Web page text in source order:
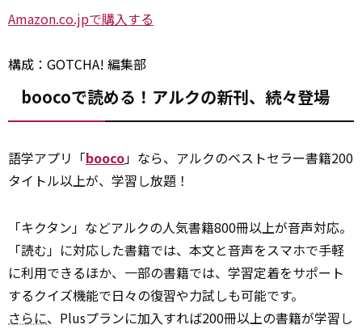
Amazon.co.jpで購入する
構成：GOTCHA! 編集部
boocoで読める！アルクの新刊、続々登場
語学アプリ「booco」なら、アルクのベストセラー書籍200
タイトル以上が、学習し放題！
「キクタン」などアルクの人気書籍800冊以上が音声対応。
「読む」に対応した書籍では、本文と音声をスマホで手軽
に利用できるほか、一部の書籍では、学習定着をサポート
するクイズ機能で日々の復習や力試しも可能です。
さらに、Plusプランに加入すれば200冊以上の書籍が学習し